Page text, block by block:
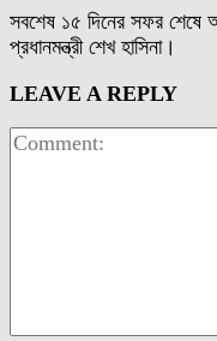
সবশেষ ১৫ দিনের সফর শেষে
প্রধানমন্ত্রী শেখ হাসিনা।
LEAVE A REPLY